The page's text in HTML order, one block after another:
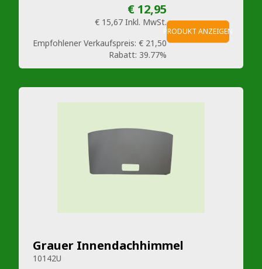
€ 12,95
€ 15,67 Inkl. MwSt.
Empfohlener Verkaufspreis: € 21,50
Rabatt: 39.77%
PRODUKT ANZEIGEN
Grauer Innendachhimmel
10142U